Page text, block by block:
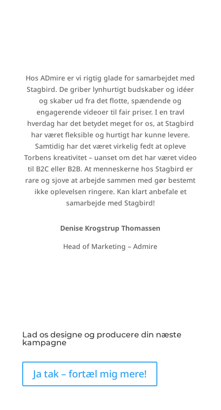
Hos ADmire er vi rigtig glade for samarbejdet med
Stagbird. De griber lynhurtigt budskaber og idéer
og skaber ud fra det flotte, spændende og
engagerende videoer til fair priser. I en travl
hverdag har det betydet meget for os, at Stagbird
har været fleksible og hurtigt har kunne levere.
Samtidig har det været virkelig fedt at opleve
Torbens kreativitet – uanset om det har været video
til B2C eller B2B.At menneskerne hos Stagbird er
rare og sjove at arbejde sammen med gør bestemt
ikke oplevelsen ringere. Kan klart anbefale et
samarbejde med Stagbird!
Denise Krogstrup Thomassen
Head of Marketing –Admire
Lad os designe og producere din næste
kampagne
Ja tak – fortæl mig mere!